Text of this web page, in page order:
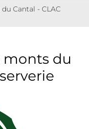
Cantal - CLAC
monts du